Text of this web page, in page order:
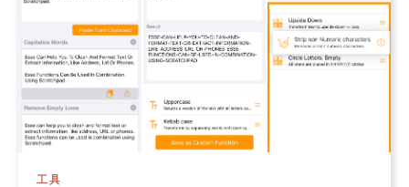
暂无专属限免 APP 订阅，前往服务号 mergeek 添加
工具